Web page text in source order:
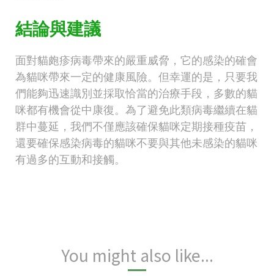
結論與建議
面對貓皰疹病毒帶來的嚴重威脅，它的感染的確會
為貓咪帶來一定的健康風險。但幸運的是，只要我
們能夠迅速識別並採取恰當的治療手段，多數的貓
咪都有機會從中康復。為了避免此類病毒繼續在貓
群中蔓延，我們不僅應該確保貓咪定期接種疫苗，
還要確保感染病毒的貓咪不要與其他未感染的貓咪
有過多的互動和接觸。
You might also like...